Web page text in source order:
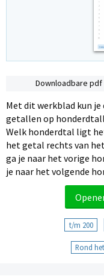
Downloadbare
Met dit werkblad kun
getallen op
Welk honderdtal ligt
het getal rechts van
ga je naar het vorige
je naar het volgende
t/m 200
Rond